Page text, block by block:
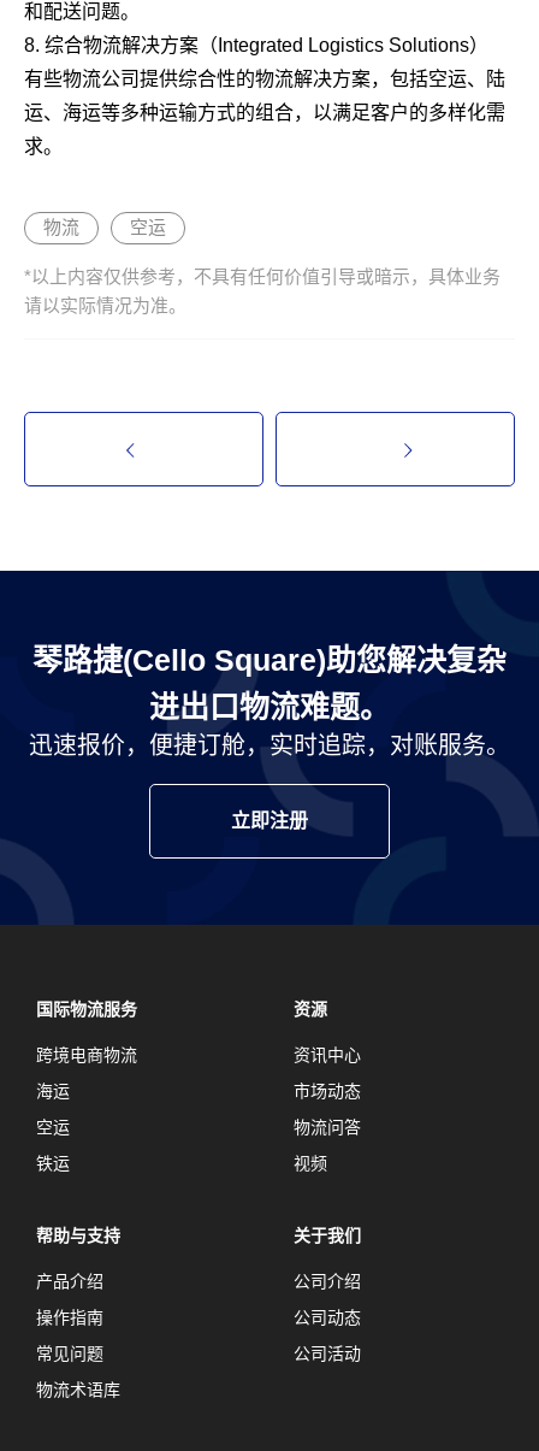
和配送问题。
8. 综合物流解决方案（Integrated Logistics Solutions）
有些物流公司提供综合性的物流解决方案，包括空运、陆
运、海运等多种运输方式的组合，以满足客户的多样化需
求。
物流 空运
*以上内容仅供参考，不具有任何价值引导或暗示，具体业务
请以实际情况为准。
琴路捷(Cello Square)助您解决复杂
进出口物流难题。
迅速报价，便捷订舱，实时追踪，对账服务。
立即注册
国际物流服务
跨境电商物流
海运
空运
铁运
资源
资讯中心
市场动态
物流问答
视频
帮助与支持
产品介绍
操作指南
常见问题
物流术语库
关于我们
公司介绍
公司动态
公司活动